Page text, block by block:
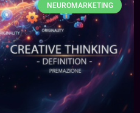
NEUROMARKETING